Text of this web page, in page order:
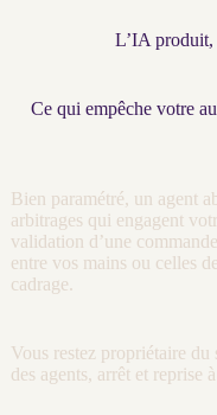
L’IA produit,
Ce qui empêche votre
Bien paramétré, un agent
arbitrages qui engagent
validation d’une
entre vos mains ou celles
cadrage.
Vous restez propriétaire du
des agents, arrêt et reprise